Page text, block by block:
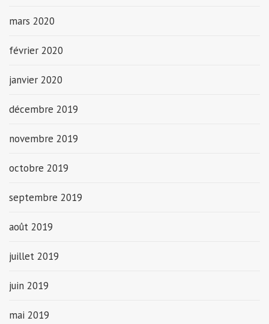
mars 2020
février 2020
janvier 2020
décembre 2019
novembre 2019
octobre 2019
septembre 2019
août 2019
juillet 2019
juin 2019
mai 2019